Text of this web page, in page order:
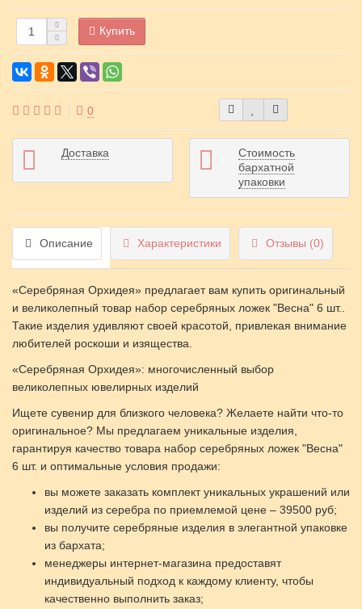
Купить
0
Доставка
Стоимость
бархатной
упаковки
Описание Характеристики Отзывы (0)
«Серебряная Орхидея» предлагает вам купить оригинальный
и великолепный товар набор серебряных ложек "Весна" 6 шт..
Такие изделия удивляют своей красотой, привлекая внимание
любителей роскоши и изящества.
«Серебряная Орхидея»: многочисленный выбор
великолепных ювелирных изделий
Ищете сувенир для близкого человека? Желаете найти что-то
оригинальное? Мы предлагаем уникальные изделия,
гарантируя качество товара набор серебряных ложек "Весна"
6 шт. и оптимальные условия продажи:
вы можете заказать комплект уникальных украшений или
изделий из серебра по приемлемой цене – 39500 руб;
вы получите серебряные изделия в элегантной упаковке
из бархата;
менеджеры интернет-магазина предоставят
индивидуальный подход к каждому клиенту, чтобы
качественно выполнить заказ;